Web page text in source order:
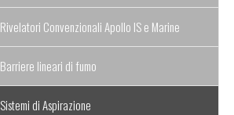
Rivelatori Convenzionali Apollo IS e Marine
Barriere lineari di fumo
Sistemi di Aspirazione